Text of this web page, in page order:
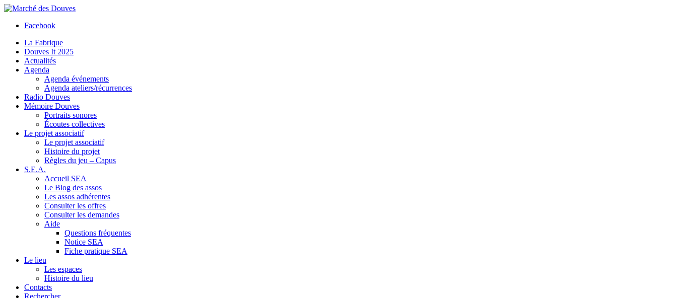
Facebook
La Fabrique
Douves It 2025
Actualités
Agenda
Agenda événements
Agenda ateliers/récurrences
Radio Douves
Mémoire Douves
Portraits sonores
Écoutes collectives
Le projet associatif
Le projet associatif
Histoire du projet
Règles du jeu – Capus
S.E.A.
Accueil SEA
Le Blog des assos
Les assos adhérentes
Consulter les offres
Consulter les demandes
Aide
Questions fréquentes
Notice SEA
Fiche pratique SEA
Le lieu
Les espaces
Histoire du lieu
Contacts
Rechercher